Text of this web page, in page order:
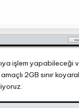
işlem yapabileceği
2GB sınır